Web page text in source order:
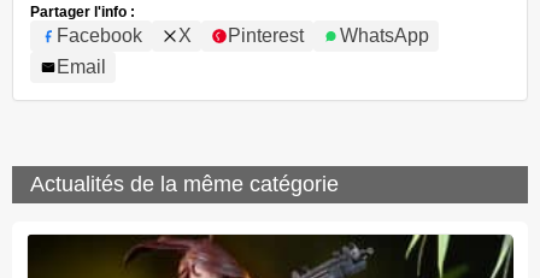
Partager l'info :
Facebook X Pinterest
WhatsApp
Email
Actualités de la même catégorie